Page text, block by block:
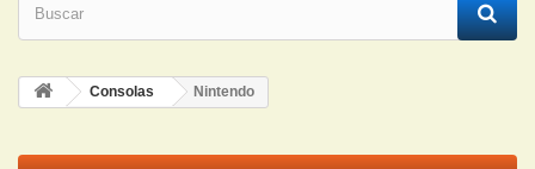
Consolas Nintendo